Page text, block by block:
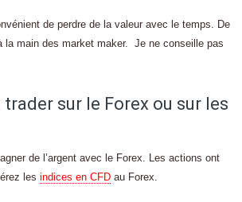
de perdre de la valeur avec le temps. De
la main des market maker. Je ne conseille pas
sur le Forex ou sur les
de l’argent avec le Forex. Les actions ont
les indices en CFD au Forex.